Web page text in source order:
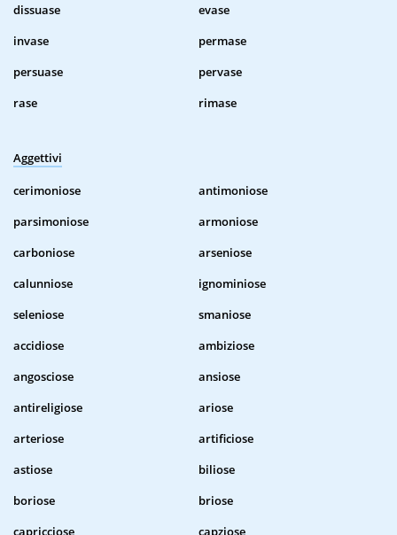
dissuase
evase
invase
permase
persuase
pervase
rase
rimase
Aggettivi
cerimoniose
antimoniose
parsimoniose
armoniose
carboniose
arseniose
calunniose
ignominiose
seleniose
smaniose
accidiose
ambiziose
angosciose
ansiose
antireligiose
ariose
arteriose
artificiose
astiose
biliose
boriose
briose
capricciose
capziose